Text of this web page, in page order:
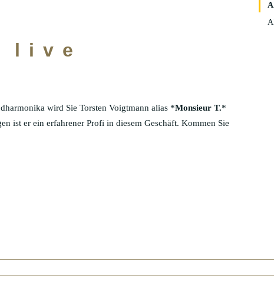
live
wird Sie Torsten Voigtmann alias *Monsieur T.*
ist er ein erfahrener Profi in diesem Geschäft. Kommen Sie